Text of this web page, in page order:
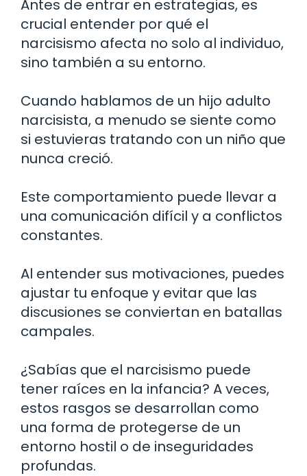
Antes de entrar en estrategias, es
crucial entender por qué el
narcisismo afecta no solo al individuo,
sino también a su entorno.
Cuando hablamos de un hijo adulto
narcisista, a menudo se siente como
si estuvieras tratando con un niño que
nunca creció.
Este comportamiento puede llevar a
una comunicación difícil y a conflictos
constantes.
Al entender sus motivaciones, puedes
ajustar tu enfoque y evitar que las
discusiones se conviertan en batallas
campales.
¿Sabías que el narcisismo puede
tener raíces en la infancia? A veces,
estos rasgos se desarrollan como
una forma de protegerse de un
entorno hostil o de inseguridades
profundas.